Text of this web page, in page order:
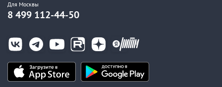
Для Москвы
8 499 112-44-50